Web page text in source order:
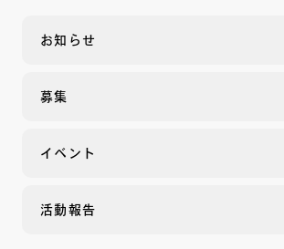
お知らせ
募集
イベント
活動報告